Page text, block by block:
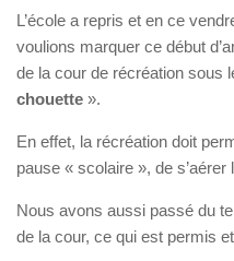
L’école a repris et en ce
voulions marquer ce début
de la cour de récréation sous
chouette ».
En effet, la récréation doit
pause « scolaire », de s’aérer
Nous avons aussi passé du
de la cour, ce qui est permis